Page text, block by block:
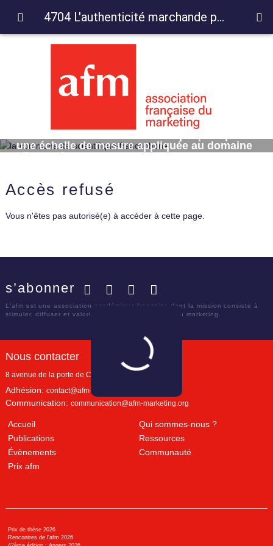
une échelle de mesure appliquée au domaine
alimentaire
Accès refusé
Vous n'êtes pas autorisé(e) à accéder à cette page.
s’abonner
L'afm est une association académique française dont la mission consiste à
stimuler, diffuser et valoriser le savoir scientifique en marketing.
Nous contacter
8 avenue de la porte de Champerret
Adhésion: contact@afm-marketing.org
Communication: communication@afm-marketing.org
Accueil
Qui sommes-nous ?
Publications
Ressources
Évènements
Communauté
Prix afm
Prix de thèse 2026
Rencontres de l'afm 2026
4704 L'authenticité marchande perçue : pour une échelle de mesure appliquée au domaine alimentaire